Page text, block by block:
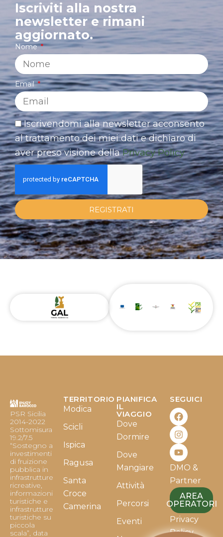
Iscriviti alla nostra
newsletter e rimani
aggiornato.
Nome
Email
Iscrivendomi alla newsletter acconsento
al trattamento dei miei dati e dichiaro di
aver preso visione dellaPrivacy Policy
REGISTRATI
PSR Sicilia
2014-2022
Sottomisura
19.2/7.5
“Sostegno a
investimenti
di fruizione
pubblica in
infrastrutture
ricreative,
informazioni
turistiche e
infrastrutture
turistiche su
piccola
scala”, data
TERRITORIO
Modica
Scicli
Ispica
Ragusa
Santa
Croce
Camerina
PIANIFICA
IL
VIAGGIO
Dove
Dormire
Dove
Mangiare
Attività
Percorsi
Eventi
SEGUICI
F
a
c
e
b
o
o
k
I
n
s
t
a
g
r
a
m
Y
o
u
t
u
b
e
DMO &
Partner
AREA
OPERATORI
Privacy
Policy